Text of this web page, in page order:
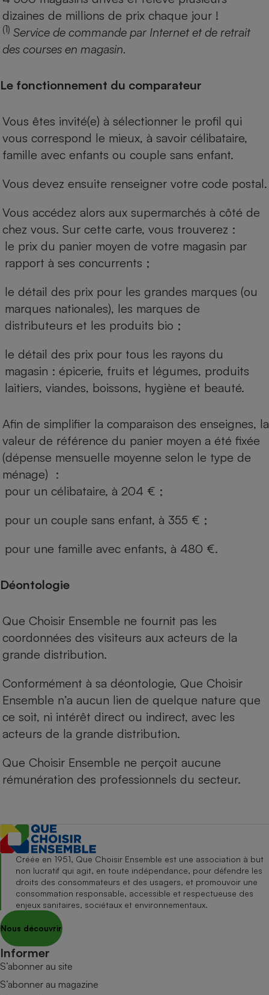
dizaines de millions de prix chaque jour !
(1) Service de commande par Internet et de retrait
des courses en magasin.
Le fonctionnement du comparateur
Vous êtes invité(e) à sélectionner le profil qui
vous correspond le mieux, à savoir célibataire,
famille avec enfants ou couple sans enfant.
Vous devez ensuite renseigner votre code postal.
Vous accédez alors aux supermarchés à côté de
chez vous. Sur cette carte, vous trouverez :
le prix du panier moyen de votre magasin par
rapport à ses concurrents ;
le détail des prix pour les grandes marques (ou
marques nationales), les marques de
distributeurs et les produits bio ;
le détail des prix pour tous les rayons du
magasin : épicerie, fruits et légumes, produits
laitiers, viandes, boissons, hygiène et beauté.
Afin de simplifier la comparaison des enseignes, la
valeur de référence du panier moyen a été fixée
(dépense mensuelle moyenne selon le type de
ménage) :
pour un célibataire, à 204 € ;
pour un couple sans enfant, à 355 € ;
pour une famille avec enfants, à 480 €.
Déontologie
Que Choisir Ensemble ne fournit pas les
coordonnées des visiteurs aux acteurs de la
grande distribution.
Conformément à sa déontologie, Que Choisir
Ensemble n’a aucun lien de quelque nature que
ce soit, ni intérêt direct ou indirect, avec les
acteurs de la grande distribution.
Que Choisir Ensemble ne perçoit aucune
rémunération des professionnels du secteur.
Créée en 1951, Que Choisir Ensemble est une association à but
non lucratif qui agit, en toute indépendance, pour défendre les
droits des consommateurs et des usagers, et promouvoir une
consommation responsable, accessible et respectueuse des
enjeux sanitaires, sociétaux et environnementaux.
Nous découvrir
Informer
S’abonner au site
S’abonner au magazine